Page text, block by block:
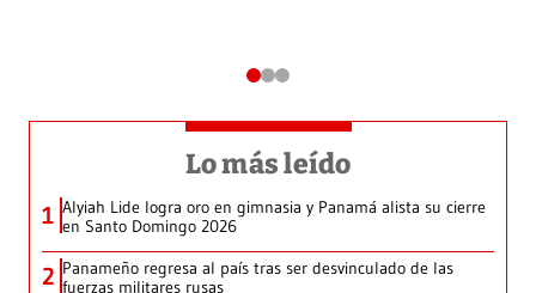
Lo más leído
1 Alyiah Lide logra oro en gimnasia y Panamá alista su cierre
en Santo Domingo 2026
2 Panameño regresa al país tras ser desvinculado de las
fuerzas militares rusas